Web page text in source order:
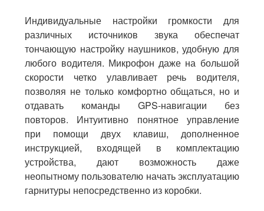
Индивидуальные настройки громкости для
различных источников звука обеспечат
тончающую настройку наушников, удобную для
любого водителя. Микрофон даже на большой
скорости четко улавливает речь водителя,
позволяя не только комфортно общаться, но и
отдавать команды GPS-навигации без
повторов. Интуитивно понятное управление
при помощи двух клавиш, дополненное
инструкцией, входящей в комплектацию
устройства, дают возможность даже
неопытному пользователю начать эксплуатацию
гарнитуры непосредственно из коробки.